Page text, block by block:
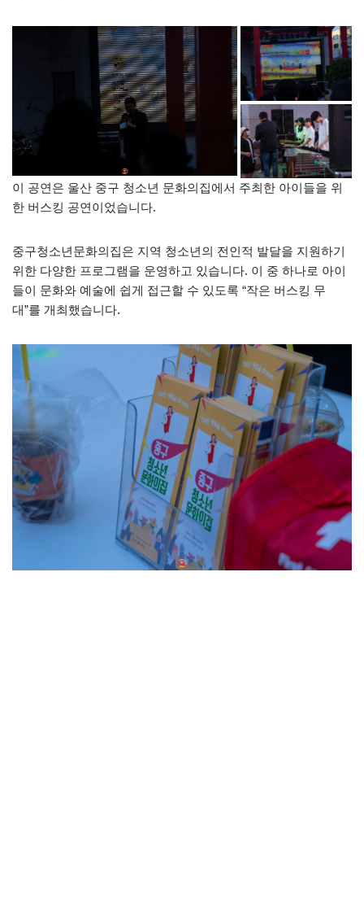
이 공연은 울산 중구 청소년 문화의집에서 주최한 아이들을 위
한 버스킹 공연이었습니다.
중구청소년문화의집은 지역 청소년의 전인적 발달을 지원하기
위한 다양한 프로그램을 운영하고 있습니다. 이 중 하나로 아이
들이 문화와 예술에 쉽게 접근할 수 있도록 “작은 버스킹 무
대”를 개최했습니다.